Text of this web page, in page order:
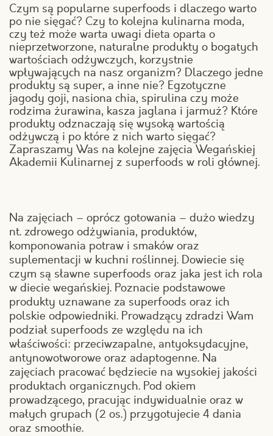
Czym są popularne superfoods i dlaczego warto
po nie sięgać? Czy to kolejna kulinarna moda,
czy też może warta uwagi dieta oparta o
nieprzetworzone, naturalne produkty o bogatych
wartościach odżywczych, korzystnie
wpływających na nasz organizm? Dlaczego jedne
produkty są super, a inne nie? Egzotyczne
jagody goji, nasiona chia, spirulina czy może
rodzima żurawina, kasza jaglana i jarmuż? Które
produkty odznaczają się wysoką wartością
odżywczą i po które z nich warto sięgać?
Zapraszamy Was na kolejne zajęcia Wegańskiej
Akademii Kulinarnej z superfoods w roli głównej.
Na zajęciach – oprócz gotowania – dużo wiedzy
nt. zdrowego odżywiania, produktów,
komponowania potraw i smaków oraz
suplementacji w kuchni roślinnej. Dowiecie się
czym są sławne superfoods oraz jaka jest ich rola
w diecie wegańskiej. Poznacie podstawowe
produkty uznawane za superfoods oraz ich
polskie odpowiedniki. Prowadzący zdradzi Wam
podział superfoods ze względu na ich
właściwości: przeciwzapalne, antyoksydacyjne,
antynowotworowe oraz adaptogenne. Na
zajęciach pracować będziecie na wysokiej jakości
produktach organicznych. Pod okiem
prowadzącego, pracując indywidualnie oraz w
małych grupach (2 os.) przygotujecie 4 dania
oraz smoothie.